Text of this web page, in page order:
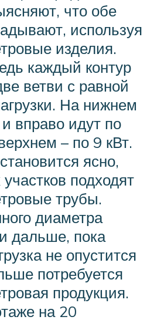
что обе
используя
изделия.
каждый контур
ветви с равной
На нижнем
вправо идут по
– по 9 кВт.
ясно,
подходят
трубы.
диаметра
дальше, пока
не опустится
потребуется
продукция.
на 20